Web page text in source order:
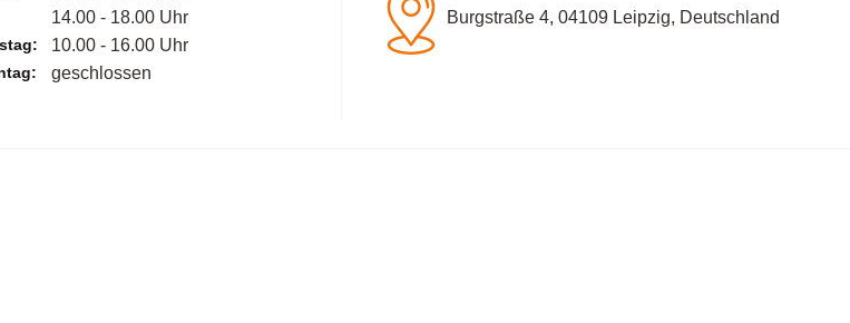
14.00 - 18.00 Uhr
10.00 - 16.00 Uhr
geschlossen
Burgstraße 4, 04109 Leipzig, Deutschland